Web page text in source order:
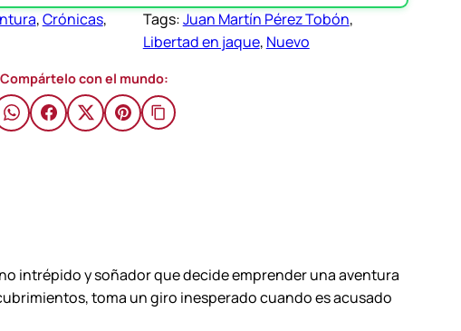
, Crónicas Tags:Juan Martín Pérez Tobón
Libertad en jaque, Nuevo
Compártelo con el mundo:
intrépido y soñador que decide emprender una aventura
toma un giro inesperado cuando es acusado